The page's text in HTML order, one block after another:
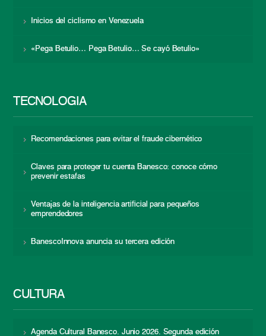
Inicios del ciclismo en Venezuela
«Pega Betulio… Pega Betulio… Se cayó Betulio»
TECNOLOGÍA
Recomendaciones para evitar el fraude cibernético
Claves para proteger tu cuenta Banesco: conoce cómo
prevenir estafas
Ventajas de la inteligencia artificial para pequeños
emprendedores
BanescoInnova anuncia su tercera edición
CULTURA
Agenda Cultural Banesco. Junio 2026. Segunda edición